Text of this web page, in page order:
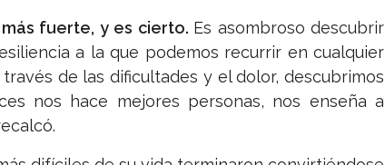
fuerte, y es cierto. Es asombroso descubrir
a la que podemos recurrir en cualquier
de las dificultades y el dolor, descubrimos
nos hace mejores personas, nos enseña a